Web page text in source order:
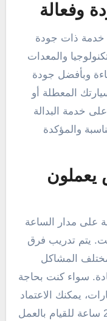
وفعالة
سطحة 24 ساعة خدمة ذات جودة
والمعدات
وبأفضل جودة
المعطلة أو
خدمة البدالة
والمؤكدة
يعملون
على مدار الساعة
يتم تدريب فرق
المشاكل
سواء كنت بحاجة
يمكنك الاعتماد
على خبرات خدمة البدالة سطحة 24 ساعة للقيام بالعمل